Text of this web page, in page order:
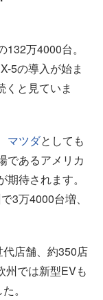
万4000台。
5の導入が始ま
くと見ていま
マツダとしても
であるアメリカ
待されます。
3万4000台増、
店舗、約350店
州では新型EVも
。